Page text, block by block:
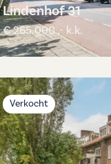
Lindenhof 31
€ 265.000 ,- k.k.
Verkocht